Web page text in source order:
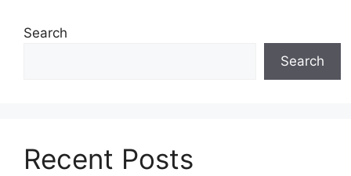
Search
Search
Recent Posts